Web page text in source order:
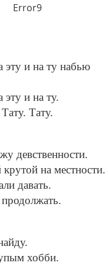
Error9
эту и на ту набью
эту и на ту.
Тату.
девственности.
на местности.
давать.
хобби.